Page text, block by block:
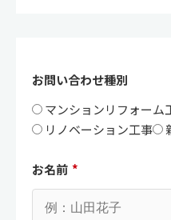
お問い合わせ種別
マンションリフォーム
リノベーション工事
お名前 *